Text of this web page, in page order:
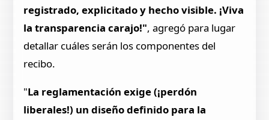
registrado, explicitado y hecho visible. ¡Viva
la transparencia carajo!", agregó para lugar
detallar cuáles serán los componentes del
recibo.
"La reglamentación exige (¡perdón
liberales!) un diseño definido para la